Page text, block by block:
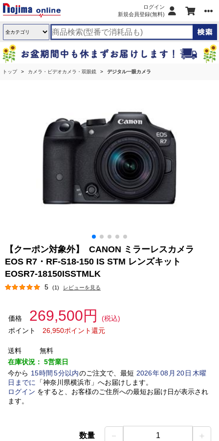
ログイン
新規会員登録(無料)
トップ カメラ・ビデオカメラ・双眼鏡 デジタル一眼カメラ
【クーポン対象外】 CANON ミラーレスカメラ
EOS R7・RF-S18-150 IS STM レンズキット
EOSR7-18150ISSTMLK
5 (1) レビューを見る
価格 269,500円
(税込)
ポイント
26,950ポイント還元
送料
無料
在庫状況： 5営業日
今から 15時間 5分以内のご注文で、最短 2026年08 月 20日木曜
日 までに 「神奈川県横浜市」 へお届けします。
ログイン をすると、お客様のご住所への最短お届け日が表示され
ます。
数量 － 1 ＋